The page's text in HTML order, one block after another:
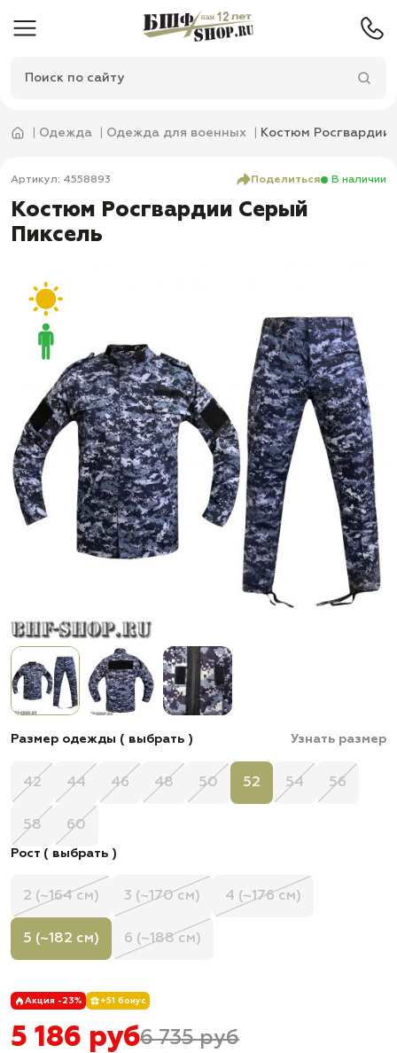
Одежда Одежда для военных Костюм Росгвардии
Артикул: 4558893 Поделиться В наличии
Костюм Росгвардии Серый
Пиксель
Размер одежды ( выбрать ) Узнать размер
42 44 46 48 50 52 54 56
58 60
Рост ( выбрать )
2 (~164 см) 3 (~170 см) 4 (~176 см)
5 (~182 см) 6 (~188 см)
Акция -23% +51 бонус
5 186 руб6 735 руб